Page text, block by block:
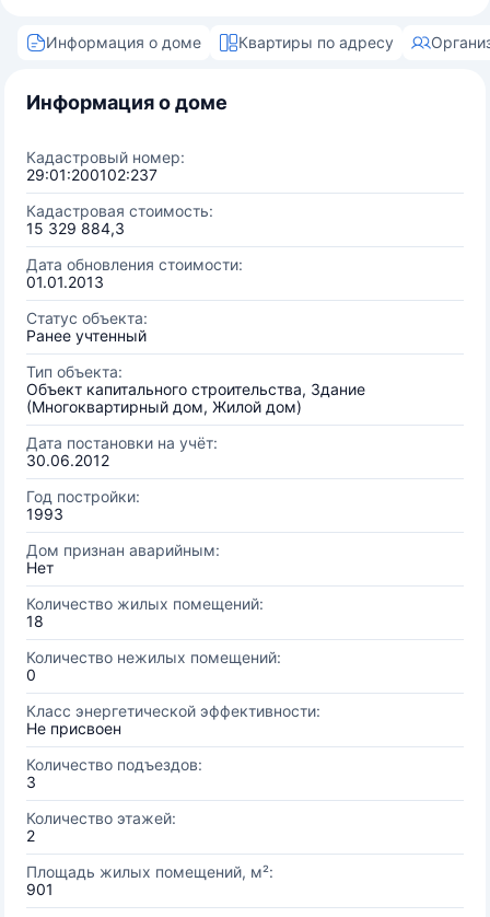
Информация о доме Квартиры по адресу
Информация о доме
Кадастровый номер:
29:01:200102:237
Кадастровая стоимость:
15 329 884,3
Дата обновления стоимости:
01.01.2013
Статус объекта:
Ранее учтенный
Тип объекта:
Объект капитального строительства, Здание
(Многоквартирный дом, Жилой дом)
Дата постановки на учёт:
30.06.2012
Год постройки:
1993
Дом признан аварийным:
Нет
Количество жилых помещений:
18
Количество нежилых помещений:
0
Класс энергетической эффективности:
Не присвоен
Количество подъездов:
3
Количество этажей:
2
Площадь жилых помещений, м²:
901